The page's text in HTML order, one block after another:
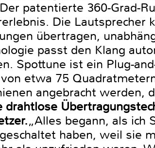
Der patentierte 360-Grad-
Die Lautsprecher
übertragen,
passt den Klang
Spottune ist ein Plug-
etwa 75
angebracht werden,
drahtlose
„Alles begann, als ich
haben, weil sie